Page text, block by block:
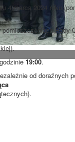
4 marca 2024 roku
pomieszczeniach
19:00.
od doraźnych